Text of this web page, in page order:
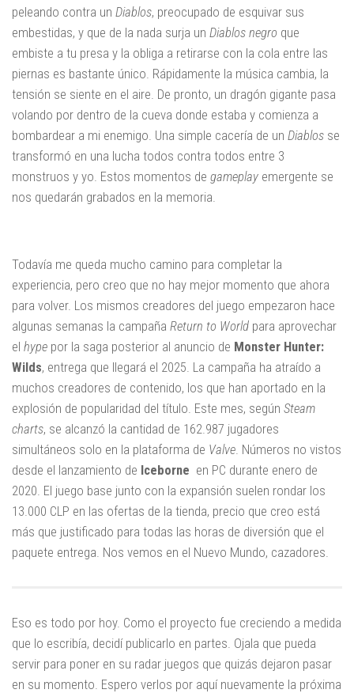
peleando contra un Diablos, preocupado de esquivar sus
embestidas, y que de la nada surja un Diablos negro que
embiste a tu presa y la obliga a retirarse con la cola entre las
piernas es bastante único. Rápidamente la música cambia, la
tensión se siente en el aire. De pronto, un dragón gigante pasa
volando por dentro de la cueva donde estaba y comienza a
bombardear a mi enemigo. Una simple cacería de un Diablos se
transformó en una lucha todos contra todos entre 3
monstruos y yo. Estos momentos de gameplay emergente se
nos quedarán grabados en la memoria.
Todavía me queda mucho camino para completar la
experiencia, pero creo que no hay mejor momento que ahora
para volver. Los mismos creadores del juego empezaron hace
algunas semanas la campaña Return to World para aprovechar
el hype por la saga posterior al anuncio de Monster Hunter:
Wilds, entrega que llegará el 2025. La campaña ha atraído a
muchos creadores de contenido, los que han aportado en la
explosión de popularidad del título. Este mes, según Steam
charts, se alcanzó la cantidad de 162.987 jugadores
simultáneos solo en la plataforma de Valve. Números no vistos
desde el lanzamiento de Iceborne en PC durante enero de
2020. El juego base junto con la expansión suelen rondar los
13.000 CLP en las ofertas de la tienda, precio que creo está
más que justificado para todas las horas de diversión que el
paquete entrega. Nos vemos en el Nuevo Mundo, cazadores.
Eso es todo por hoy. Como el proyecto fue creciendo a medida
que lo escribía, decidí publicarlo en partes. Ojala que pueda
servir para poner en su radar juegos que quizás dejaron pasar
en su momento. Espero verlos por aquí nuevamente la próxima